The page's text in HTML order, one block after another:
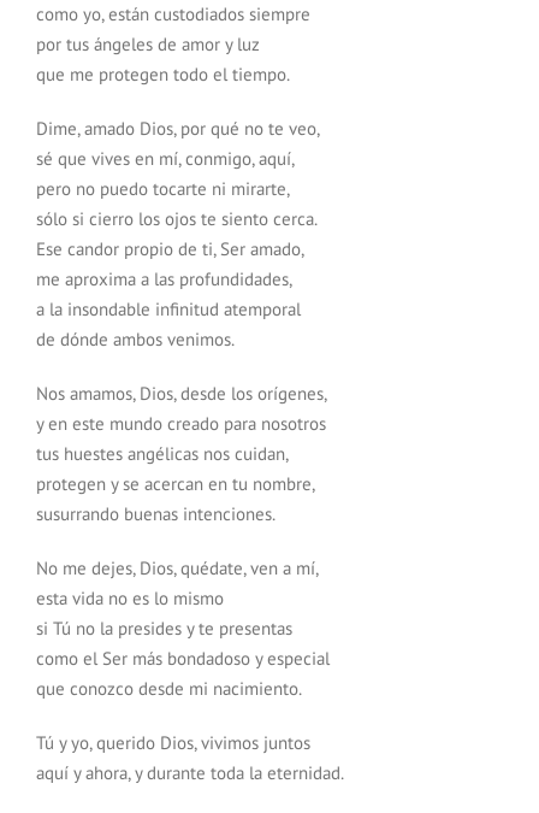
como yo, están custodiados siempre
por tus ángeles de amor y luz
que me protegen todo el tiempo.
Dime, amado Dios, por qué no te veo,
sé que vives en mí, conmigo, aquí,
pero no puedo tocarte ni mirarte,
sólo si cierro los ojos te siento cerca.
Ese candor propio de ti, Ser amado,
me aproxima a las profundidades,
a la insondable infinitud atemporal
de dónde ambos venimos.
Nos amamos, Dios, desde los orígenes,
y en este mundo creado para nosotros
tus huestes angélicas nos cuidan,
protegen y se acercan en tu nombre,
susurrando buenas intenciones.
No me dejes, Dios, quédate, ven a mí,
esta vida no es lo mismo
si Tú no la presides y te presentas
como el Ser más bondadoso y especial
que conozco desde mi nacimiento.
Tú y yo, querido Dios, vivimos juntos
aquí y ahora, y durante toda la eternidad.